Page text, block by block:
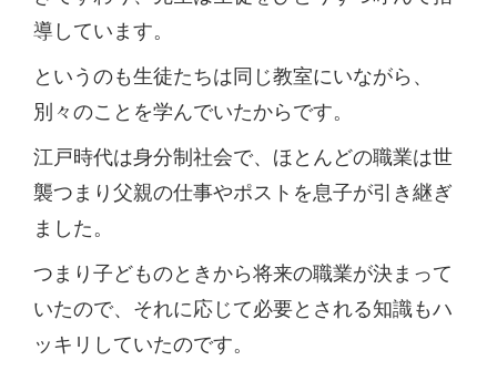
導しています。
というのも生徒たちは同じ教室にいながら、
別々のことを学んでいたからです。
江戸時代は身分制社会で、ほとんどの職業は世
襲つまり父親の仕事やポストを息子が引き継ぎ
ました。
つまり子どものときから将来の職業が決まって
いたので、それに応じて必要とされる知識もハ
ッキリしていたのです。